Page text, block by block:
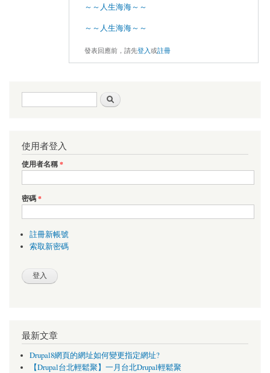
～～人生海海～～
～～人生海海～～
發表回應前，請先登入或註冊
搜尋表單
使用者登入
使用者名稱*
密碼*
註冊新帳號
索取新密碼
最新文章
Drupal8網頁的網址如何變更指定網址?
【Drupal台北輕鬆聚】一月台北Drupal輕鬆聚